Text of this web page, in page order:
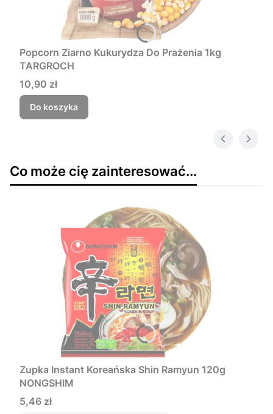
Popcorn Ziarno Kukurydza Do Prażenia 1kg
TARGROCH
Cena
10,90 zł
Do koszyka
Co może cię zainteresować...
Zupka Instant Koreańska Shin Ramyun 120g
NONGSHIM
Cena
5,46 zł